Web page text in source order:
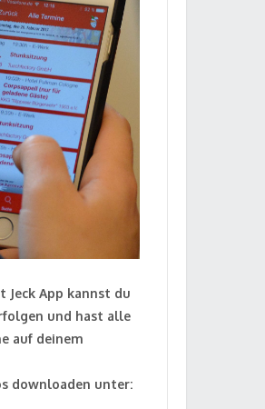
Jeck App kannst du
und hast alle
auf deinem
downloaden unter: